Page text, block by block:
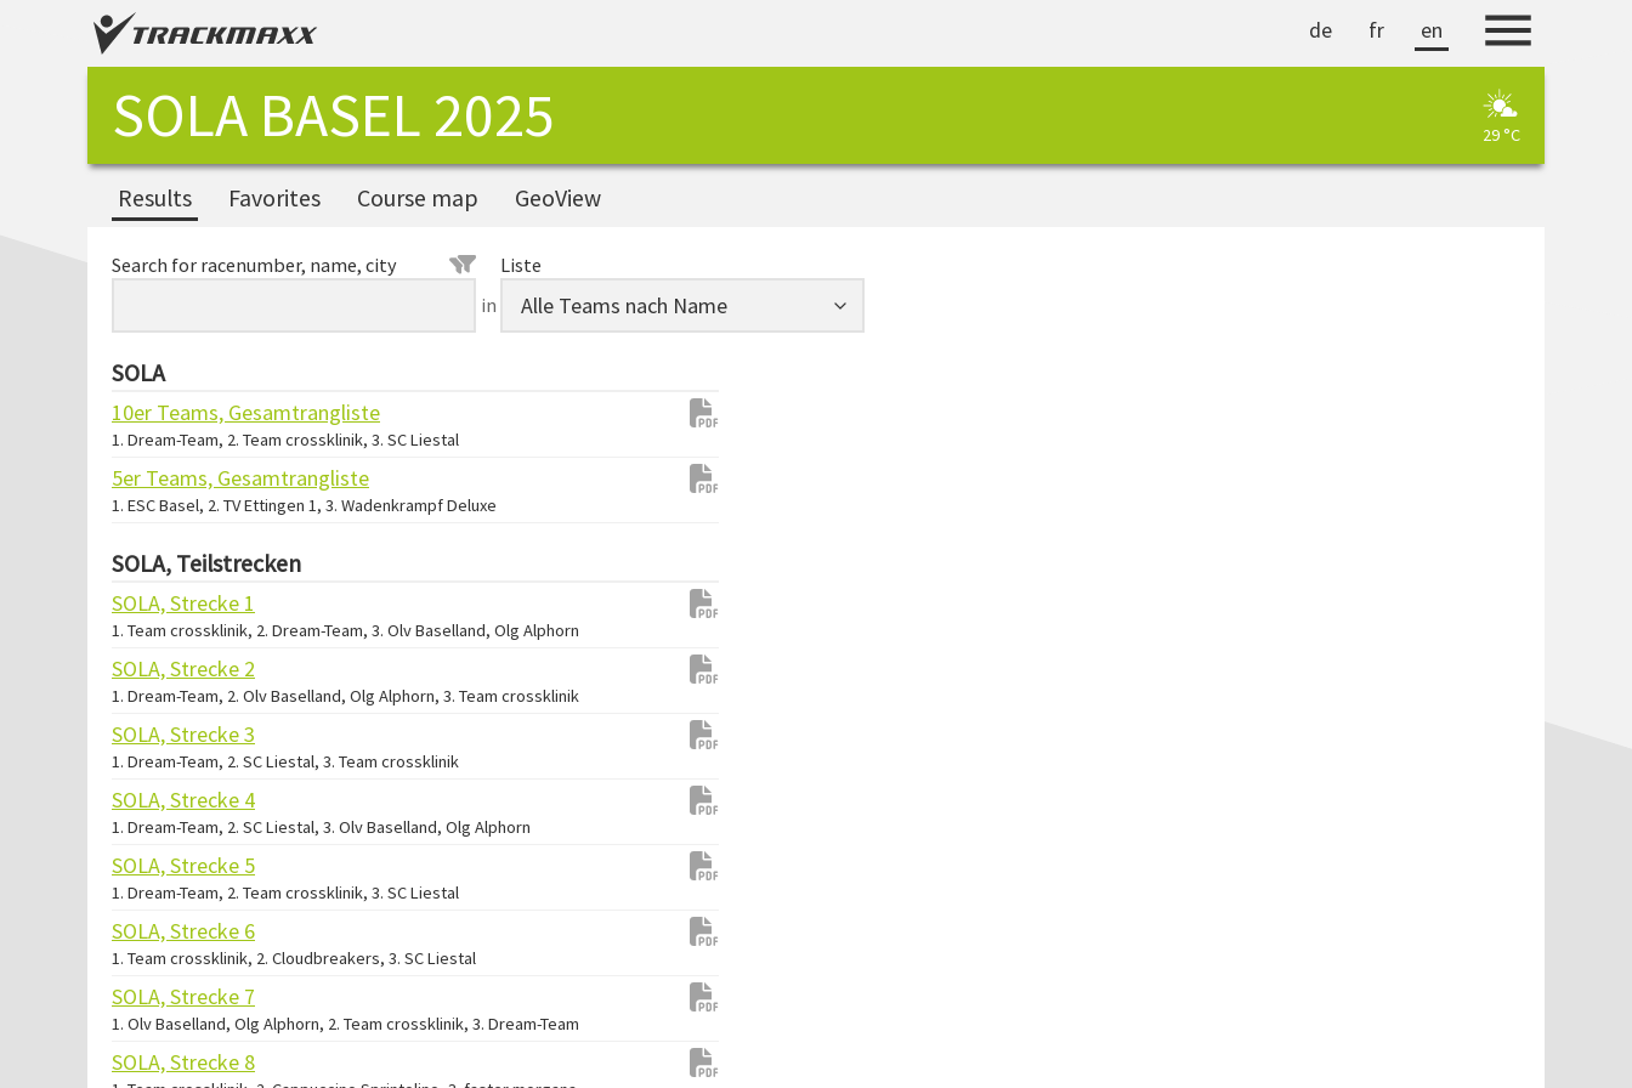
de fr en
SOLA BASEL 2025 29 °C
Results Favorites Course map GeoView
Search for racenumber, name, city
in
Liste
SOLA
10er Teams, Gesamtrangliste
1. Dream-Team, 2. Team crossklinik, 3. SC Liestal
5er Teams, Gesamtrangliste
1. ESC Basel, 2. TV Ettingen 1, 3. Wadenkrampf Deluxe
SOLA, Teilstrecken
SOLA, Strecke 1
1. Team crossklinik, 2. Dream-Team, 3. Olv Baselland, Olg Alphorn
SOLA, Strecke 2
1. Dream-Team, 2. Olv Baselland, Olg Alphorn, 3. Team crossklinik
SOLA, Strecke 3
1. Dream-Team, 2. SC Liestal, 3. Team crossklinik
SOLA, Strecke 4
1. Dream-Team, 2. SC Liestal, 3. Olv Baselland, Olg Alphorn
SOLA, Strecke 5
1. Dream-Team, 2. Team crossklinik, 3. SC Liestal
SOLA, Strecke 6
1. Team crossklinik, 2. Cloudbreakers, 3. SC Liestal
SOLA, Strecke 7
1. Olv Baselland, Olg Alphorn, 2. Team crossklinik, 3. Dream-Team
SOLA, Strecke 8